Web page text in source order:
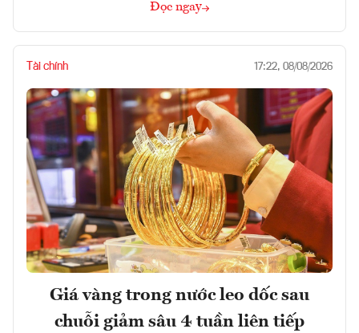
Đọc ngay
Tài chính 17:22, 08/08/2026
Giá vàng trong nước leo dốc sau
chuỗi giảm sâu 4 tuần liên tiếp